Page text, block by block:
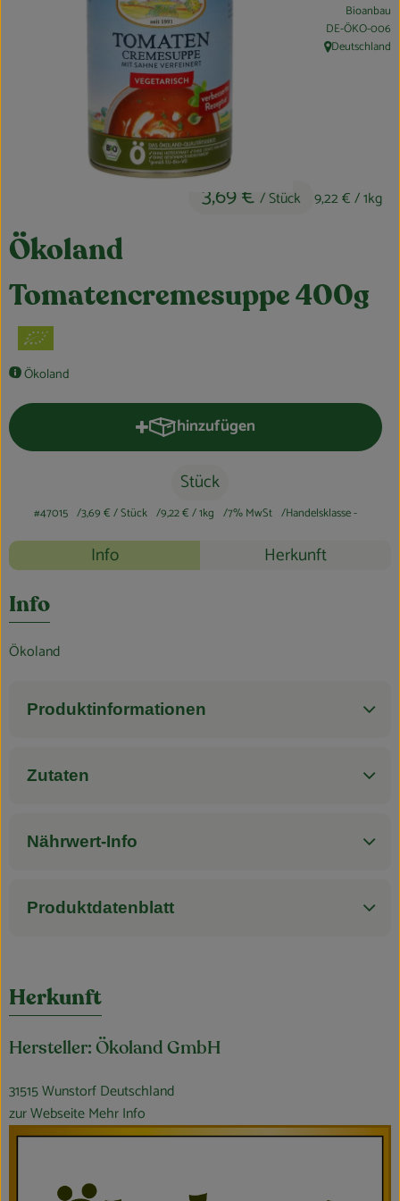
Obst & Gemüse
Vorratskammer
Haus, Garten & Co.
So geht’s
Über uns
Blog
Ökoland
Tomatencremesuppe 400g
Ökoland
3,69 € / Stück 9,22 €/ 1kg
Bioanbau
, Kontrollstelle:
DE-ÖKO-006
, Herkunft:
Deutschland
hinzufügen
Produkt zum Warenkorb
Stück
#47015 3,69 €/ Stück 9,22 €/ 1kg 7% MwSt Handelsklasse -
Rezepte
Info Herkunft
Info
Ökoland
Produktinformationen
Zutaten
Nährwert-Info
Produktdatenblatt
Herkunft
Hersteller: Ökoland GmbH
31515 Wunstorf Deutschland
zur WebseiteMehr Info